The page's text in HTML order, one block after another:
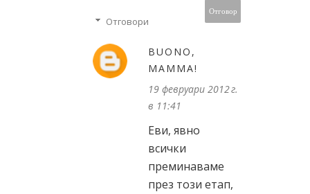
Отговор
Отговори
BUONO,
MAMMA!
19 февруари 2012 г.
в 11:41
Еви, явно
всички
преминаваме
през този етап,